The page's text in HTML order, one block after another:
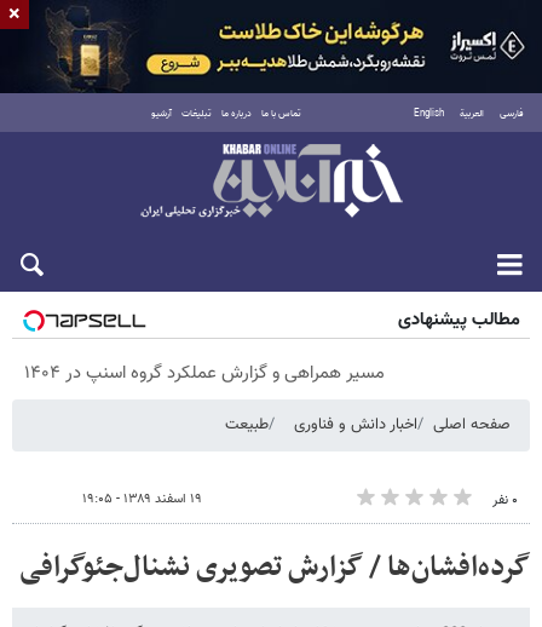
فارسی العربية English تماس با ما درباره ما تبلیغات آرشیو
جمعه ۱۶ مرداد ۱۴۰۵
مطالب پیشنهادی
مسیر همراهی و گزارش عملکرد گروه اسنپ در ۱۴۰۴
صفحه اصلی اخبار دانش و فناوری طبیعت
۰ نفر ۱۹ اسفند ۱۳۸۹ - ۱۹:۰۵
گرده‌افشان‌‌ها / گزارش تصویری نشنال‌جئوگرافی
×